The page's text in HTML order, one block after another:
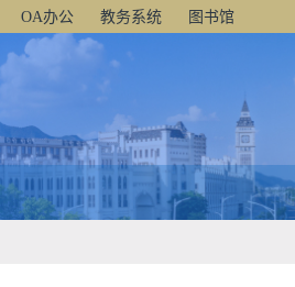
OA办公 教务系统 图书馆